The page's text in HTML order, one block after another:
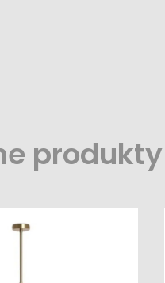
produkty